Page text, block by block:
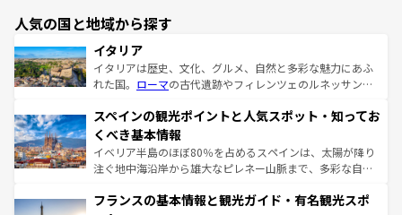
人気の国と地域から探す
イタリア
イタリアは歴史、文化、グルメ、自然と多彩な魅力にあふ
れた国。 ローマの古代遺跡やフィレンツェのルネッサンス
ろん、トスカーナの美しい田園風景やアマルフィ海岸の絶
景など、自然景観も見逃せない。観光の合間には、本場の
ピザやパスタなど、絶品のイタリア料理を堪能することも
できる。朝目覚めてから夜眠るまで、すべての瞬間を楽し
なお、新着のイタリア情報はコンテンツ一覧を参照してほ
スペインの観光ポイントと人気スポット・知ってお
くべき基本情報
イベリア半島のほぼ80％を占めるスペインは、太陽が降り
注ぐ地中海沿岸から雄大なピレネー山脈まで、多彩な自然
文化が根付くこの国では、情熱的なフラメンコ、熱気あふ
フランスの基本情報と観光ガイド・有名観光スポ